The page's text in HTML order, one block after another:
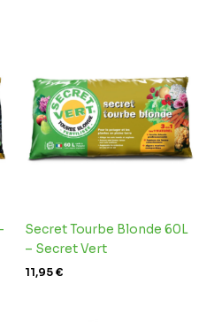
Secret Tourbe Blonde 60L
– Secret Vert
11,95€